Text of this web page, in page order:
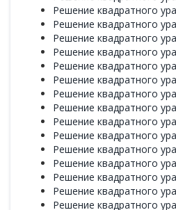
Решение квадратного
Решение квадратного
Решение квадратного
Решение квадратного
Решение квадратного
Решение квадратного
Решение квадратного
Решение квадратного
Решение квадратного
Решение квадратного
Решение квадратного
Решение квадратного
Решение квадратного
Решение квадратного
Решение квадратного